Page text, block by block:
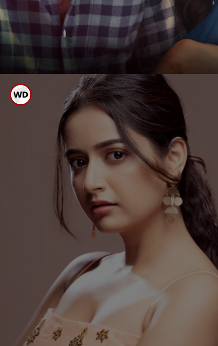
ಪ್ರತಿಷ್ಠಿತ ಸೈಮಾ ಅವಾರ್ಡ್ಸ್ ಪ್ರಕಟ
ಸೈಮಾ ಅವಾರ್ಡ್ಸ್ ನಲ್ಲಿ ಪುನೀತ್ ಅತ್ಯುತ್ತಮ
ನಟ,ಆಶಿಕಾ ನಟಿ, ಅರ್ಜುನ್ ಜನ್ಯಾ ಸಂಗೀತ
ನಿರ್ದೇಶಕ, ತರುಣ್ ಸುಧೀರ್ ನಿರ್ದೇಶಕ ಪ್ರಶಸ್ತಿ
ಸೇರಿದಂತೆ ವಿವಿಧ ವಿಭಾಗಗಳಲ್ಲಿ ಸ್ಯಾಂಡಲ್ ವುಡ್
ನ ಪ್ರತಿಭಾವಂತ ಕಲಾವಿದರು ಪ್ರಶಸ್ತಿ
ಪಡೆದುಕೊಂಡಿದ್ದಾರೆ.
ಅವಾರ್ಡ್ಸ್ ಪ್ರಕಟ